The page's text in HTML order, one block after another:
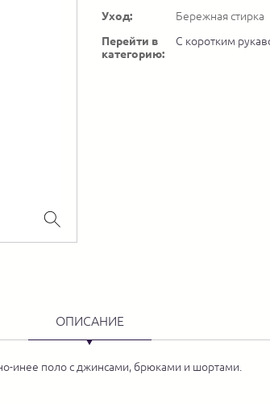
Уход:
Бережная стирка
Перейти в
категорию:
С коротким
ОПИСАНИЕ
инее поло с джинсами, брюками и шортами.